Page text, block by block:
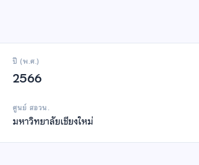
ปี (พ.ศ.)
2566
ศูนย์ สอวน.
มหาวิทยาลัยเชียงใหม่